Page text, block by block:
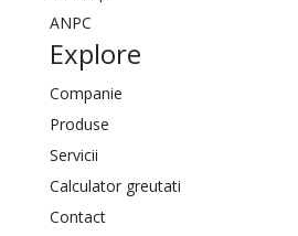
ANPC
Explore
Companie
Produse
Servicii
Calculator greutati
Contact